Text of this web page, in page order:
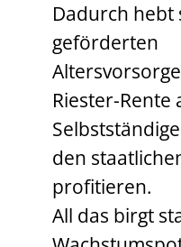
Dadurch hebt
geförderten
Riester-Rente
den
profitieren.
All das birgt